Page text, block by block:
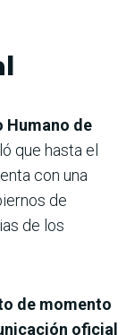
Humano de
que hasta el
con una
de
de los
de momento
oficial